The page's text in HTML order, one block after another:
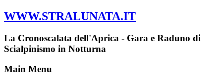
WWW.STRALUNATA.IT
La Cronoscalata dell'Aprica - Gara e Raduno di
Scialpinismo in Notturna
Main Menu